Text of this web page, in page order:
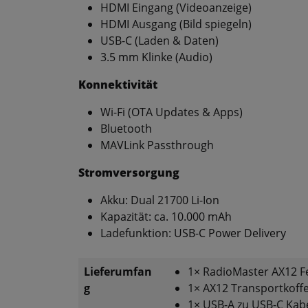
HDMI Eingang (Videoanzeige)
HDMI Ausgang (Bild spiegeln)
USB-C (Laden & Daten)
3.5 mm Klinke (Audio)
Konnektivität
Wi-Fi (OTA Updates & Apps)
Bluetooth
MAVLink Passthrough
Stromversorgung
Akku: Dual 21700 Li-Ion
Kapazität: ca. 10.000 mAh
Ladefunktion: USB-C Power Delivery
Lieferumfan
g
1× RadioMaster AX12
1× AX12
1× USB-A zu USB-C